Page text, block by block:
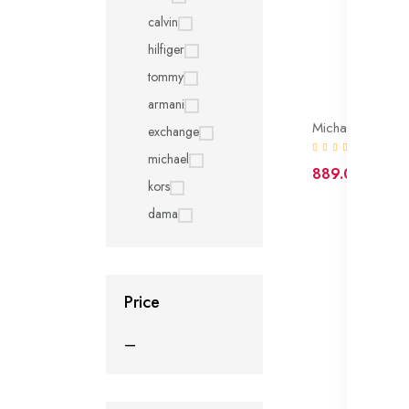
calvin
hilfiger
tommy
armani
exchange
michael
kors
dama
Price
—
889.00 lei